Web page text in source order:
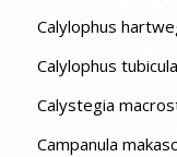
Calylophus
Calylophus tubicula
Calystegia
Campanula